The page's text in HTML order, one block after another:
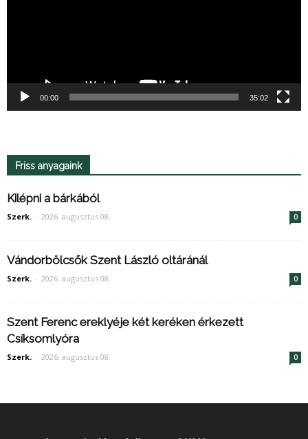
00:00 35:02
Friss anyagaink
Kilépni a bárkából
Szerk. - 2026. augusztus 08. 0
Vándorbölcsők Szent László oltáránál
Szerk. - 2026. augusztus 08. 0
Szent Ferenc ereklyéje két keréken érkezett
Csíksomlyóra
Szerk. - 2026. augusztus 08. 0